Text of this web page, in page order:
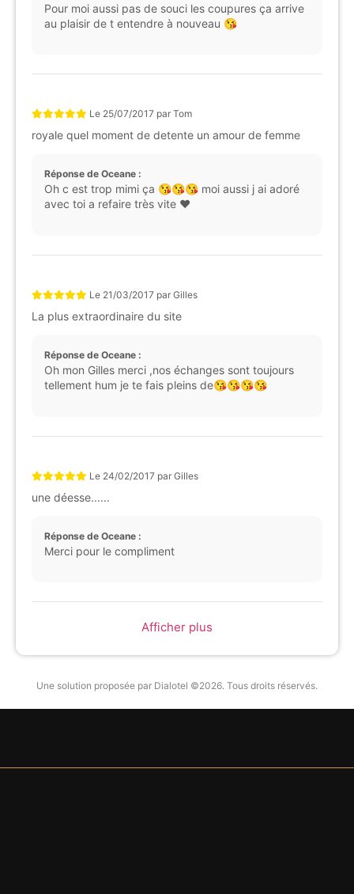
Pour moi aussi pas de souci les coupures ça arrive
au plaisir de t entendre à nouveau 😘
Le 25/07/2017 par Tom
royale quel moment de detente un amour de femme
Réponse de Oceane :
Oh c est trop mimi ça 😘😘😘 moi aussi j ai adoré
avec toi a refaire très vite ❤️
Le 21/03/2017 par Gilles
La plus extraordinaire du site
Réponse de Oceane :
Oh mon Gilles merci ,nos échanges sont toujours
tellement hum je te fais pleins de😘😘😘😘
Le 24/02/2017 par Gilles
une déesse......
Réponse de Oceane :
Merci pour le compliment
Afficher plus
Une solution proposée par Dialotel ©2026. Tous droits réservés.